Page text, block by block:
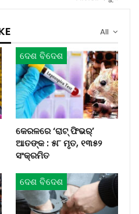
All
ଦେଶ ବିଦେଶ
କେରଳରେ ‘ରାଟ୍ ଫିଭର୍’
ଆତଙ୍କ : ୫୮ ମୃତ, ୧୩୫୨
ସଂକ୍ରମିତ
ଦେଶ ବିଦେଶ